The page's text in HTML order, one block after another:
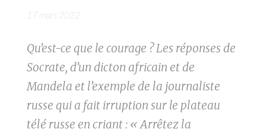
17 mars 2022
Qu’est-ce que le courage ? Les réponses de
Socrate, d’un dicton africain et de
Mandela et l’exemple de la journaliste
russe qui a fait irruption sur le plateau
télé russe en criant : « Arrêtez la